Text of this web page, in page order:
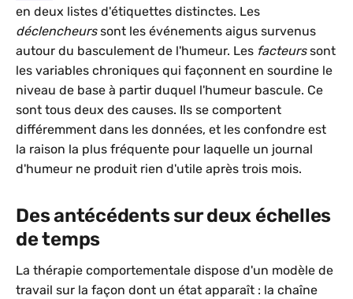
en deux listes d'étiquettes distinctes. Les
déclencheurssont les événements aigus survenus
autour du basculement de l'humeur. Les facteurssont
les variables chroniques qui façonnent en sourdine le
niveau de base à partir duquel l'humeur bascule. Ce
sont tous deux des causes. Ils se comportent
différemment dans les données, et les confondre est
la raison la plus fréquente pour laquelle un journal
d'humeur ne produit rien d'utile après trois mois.
Des antécédents sur deux échelles
de temps
La thérapie comportementale dispose d'un modèle de
travail sur la façon dont un état apparaît : la chaîne